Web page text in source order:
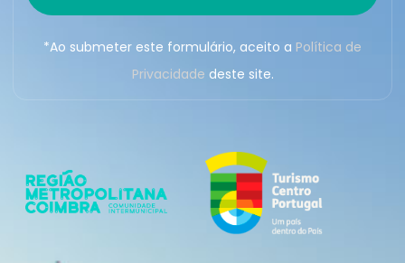
*Ao submeter este formulário, aceito a Política de
Privacidade deste site.